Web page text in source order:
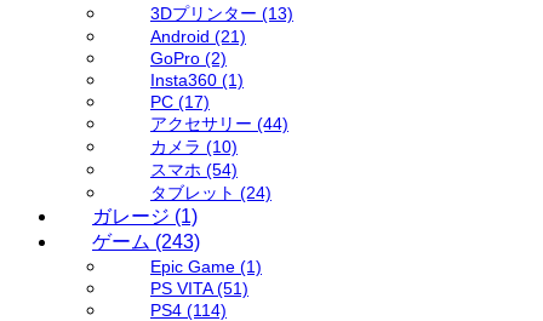
3Dプリンター (13)
Android (21)
GoPro (2)
Insta360 (1)
PC (17)
アクセサリー (44)
カメラ (10)
スマホ (54)
タブレット (24)
ガレージ (1)
ゲーム (243)
Epic Game (1)
PS VITA(51)
PS4 (114)